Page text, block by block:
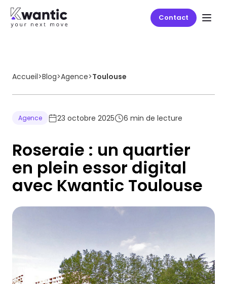
Contact
Accueil>Blog>Agence>Toulouse
Agence 23 octobre 2025 6 min de lecture
Roseraie : un quartier
en plein essor digital
avec Kwantic Toulouse